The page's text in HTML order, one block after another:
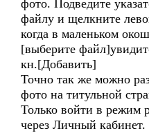
фото. Подведите
файлу и щелкните
когда в маленьком
[выберите
кн.[Добавить]
Точно так же можно
фото на титульной
Только войти в режим
через Личный кабинет.